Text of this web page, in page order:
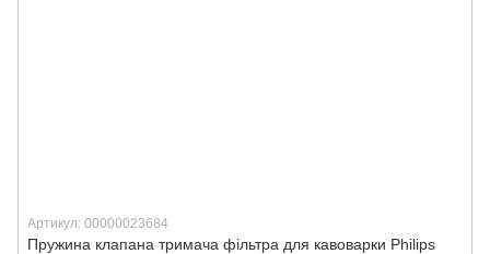
Артикул: 00000023684
Пружина клапана тримача фільтра для кавоварки Philips